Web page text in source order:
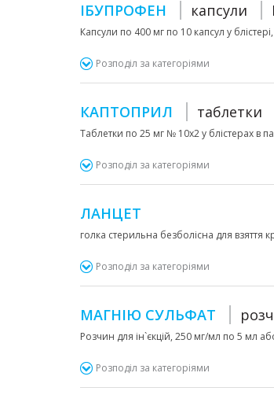
ІБУПРОФЕН капсули
Капсули по 400 мг по 10 капсул у
Розподіл за категоріями
КАПТОПРИЛ таблетки
Таблетки по 25 мг № 10х2 у блістерах в
Розподіл за категоріями
ЛАНЦЕТ
голка стерильна безболісна для взяття
Розподіл за категоріями
МАГНІЮ СУЛЬФАТ
Розчин для ін`єкцій, 250 мг/мл по 5 мл
Розподіл за категоріями